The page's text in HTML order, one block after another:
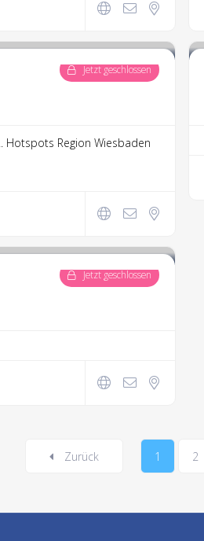
Jetzt geschlossen
Hotspots Region Wiesbaden
Jetzt geschlossen
Zurück 1 2